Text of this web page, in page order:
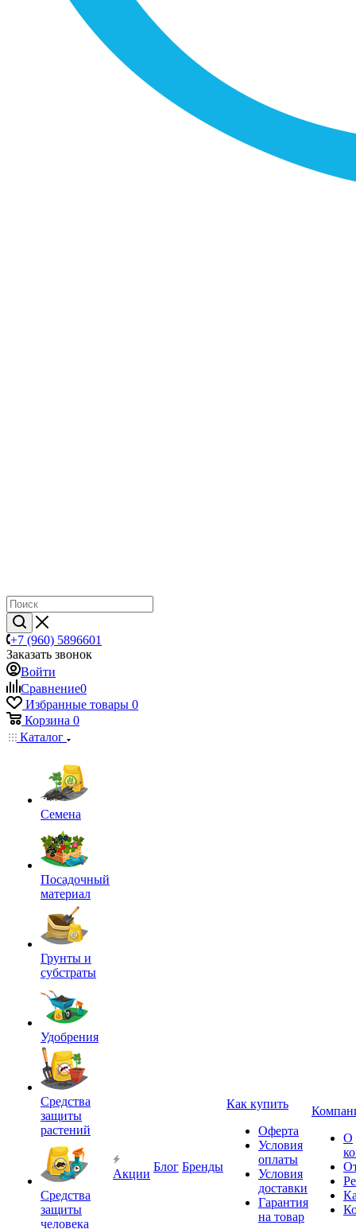
+7 (960) 5896601
Заказать звонок
Войти
Сравнение0
Избранные товары 0
Корзина 0
Каталог
Семена
Посадочный
материал
Грунты и
субстраты
Удобрения
Средства
защиты
растений
Средства
защиты
человека
Акции
Блог Бренды
Как купить
Оферта
Условия
оплаты
Условия
доставки
Гарантия
на товар
О